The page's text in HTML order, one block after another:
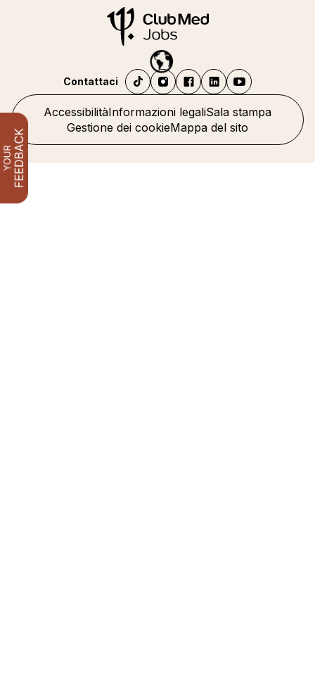
AccessibilitàInformazioni legaliSala stampa
Gestione dei cookieMappa del sito
Contattaci